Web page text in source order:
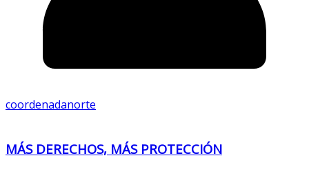
coordenadanorte
MÁS DERECHOS, MÁS PROTECCIÓN